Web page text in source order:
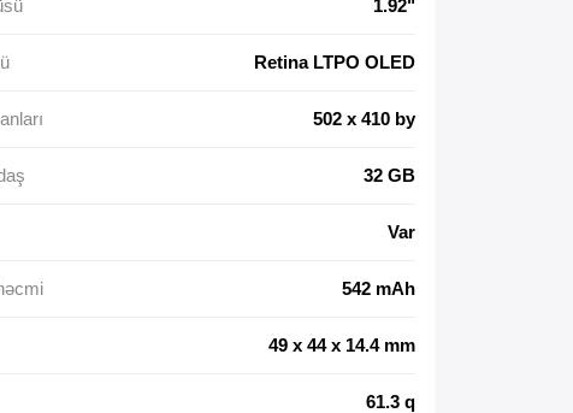
1.92"
Retina LTPO OLED
502 x 410 by
32 GB
Var
542 mAh
49 x 44 x 14.4 mm
61.3 q